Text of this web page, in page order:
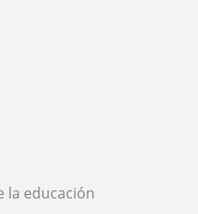
la educación